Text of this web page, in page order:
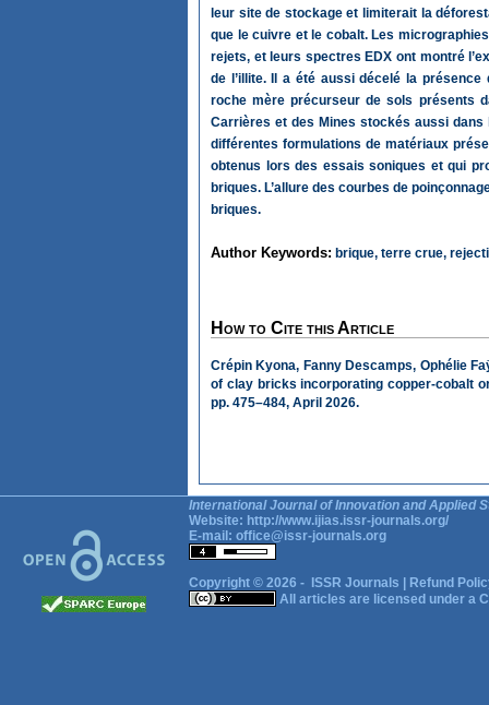
leur site de stockage et limiterait la
que le cuivre et le cobalt. Les
rejets, et leurs spectres EDX ont montré
de l’illite. Il a été aussi décelé la
roche mère précurseur de sols présents
Carrières et des Mines stockés aussi dans
différentes formulations de matériaux
obtenus lors des essais soniques et qui
briques. L’allure des courbes de
briques.
Author Keywords: brique, terre crue,
How to Cite this Article
Crépin Kyona, Fanny Descamps, Ophélie
of clay bricks incorporating copper-cobalt
pp. 475–484, April 2026.
International Journal of Innovation and Applied
Website: http://www.ijias.issr-journals.org/
E-mail: office@issr-journals.org
Copyright © 2026 - ISSR Journals
Refund
All articles are licensed under a